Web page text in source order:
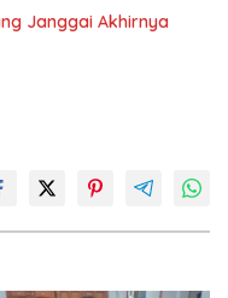
Janggai Akhirnya